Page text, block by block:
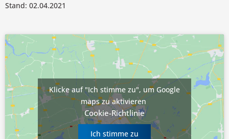
Stand: 02.04.2021
Klicke auf "Ich stimme zu", um Google
maps zu aktivieren
Cookie-Richtlinie
Ich stimme zu